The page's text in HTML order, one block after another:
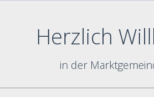
Herzlich
in der